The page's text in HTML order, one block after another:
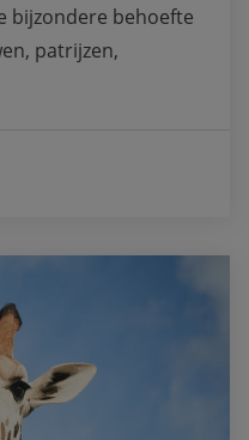
bijzondere behoefte
patrijzen,